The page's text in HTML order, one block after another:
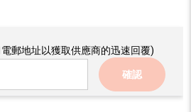
郵地址以獲取供應商的迅速回覆)
確認